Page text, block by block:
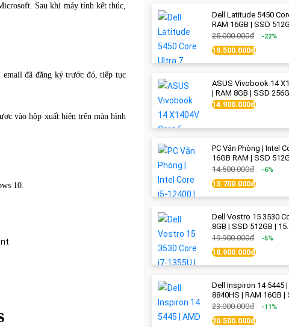
Sau khi máy tính kết thúc,
đã đăng ký trước đó, tiếp tục
vào hộp xuất hiện trên màn hình
10.
Dell Latitude 5450
RAM 16GB | SSD
(1920x1080) IPS Like
25.000.000đ -22%
19.500.000đ
ASUS Vivobook 14
| RAM 8GB | SSD
(1920x1080) | Quiet
14.900.000đ
PC Văn Phòng | Intel
16GB RAM | SSD 512GB |
Bluetooth
14.500.000đ -6%
13.700.000đ
Dell Vostro 15 3530
8GB | SSD 512GB |
(1920x1080) 120Hz
19.900.000đ -5%
18.900.000đ
Dell Inspiron 14 5445
8840HS | RAM 16GB |
inch 2.2K (2240x1400)
23.000.000đ -11%
20.500.000đ